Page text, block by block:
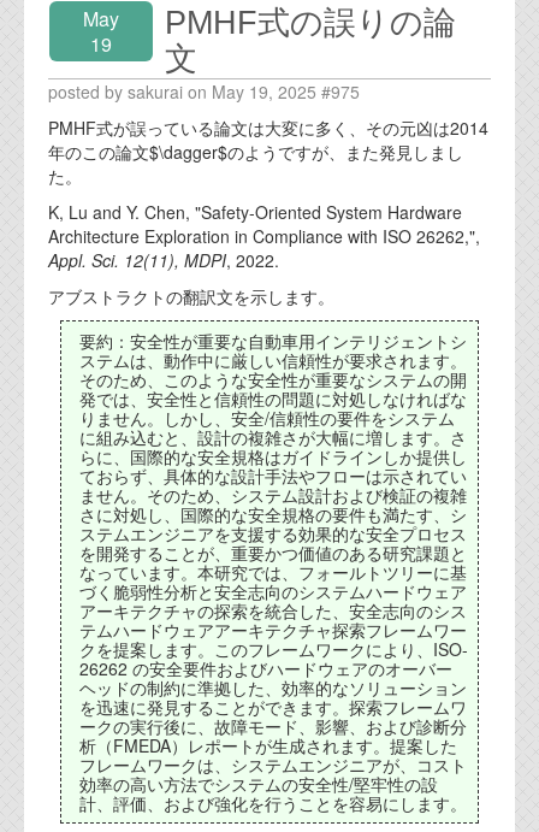
会社案内
会社概要
代表ご挨拶
実績
ブログ
機能安全ブログ
設計ブログ
テクノロジ
外部投稿記事
ブログテーマ
技術文書
ご希望の方は、お問い合わせページから
資料閲覧パスワードをお問い合わせ頂き
ログインをお願い致します。アカウント
名は"opendocument"です。
機能安全用語集
設計用語集
May
19
PMHF式の誤りの論
文
posted by sakurai on May 19, 2025 #975
PMHF式が誤っている論文は大変に多く、その元凶は2014
年のこの論文$\dagger$のようですが、また発見しまし
た。
K, Lu and Y. Chen, "Safety-Oriented System Hardware
Architecture Exploration in Compliance with ISO 26262,",
Appl. Sci. 12(11), MDPI, 2022.
アブストラクトの翻訳文を示します。
要約：安全性が重要な自動車用インテリジェントシ
ステムは、動作中に厳しい信頼性が要求されます。
そのため、このような安全性が重要なシステムの開
発では、安全性と信頼性の問題に対処しなければな
りません。しかし、安全/信頼性の要件をシステム
に組み込むと、設計の複雑さが大幅に増します。さ
らに、国際的な安全規格はガイドラインしか提供し
ておらず、具体的な設計手法やフローは示されてい
ません。そのため、システム設計および検証の複雑
さに対処し、国際的な安全規格の要件も満たす、シ
ステムエンジニアを支援する効果的な安全プロセス
を開発することが、重要かつ価値のある研究課題と
なっています。本研究では、フォールトツリーに基
づく脆弱性分析と安全志向のシステムハードウェア
アーキテクチャの探索を統合した、安全志向のシス
テムハードウェアアーキテクチャ探索フレームワー
クを提案します。このフレームワークにより、ISO-
26262 の安全要件およびハードウェアのオーバー
ヘッドの制約に準拠した、効率的なソリューション
を迅速に発見することができます。探索フレームワ
ークの実行後に、故障モード、影響、および診断分
析（FMEDA）レポートが生成されます。提案した
フレームワークは、システムエンジニアが、コスト
効率の高い方法でシステムの安全性/堅牢性の設
計、評価、および強化を行うことを容易にします。